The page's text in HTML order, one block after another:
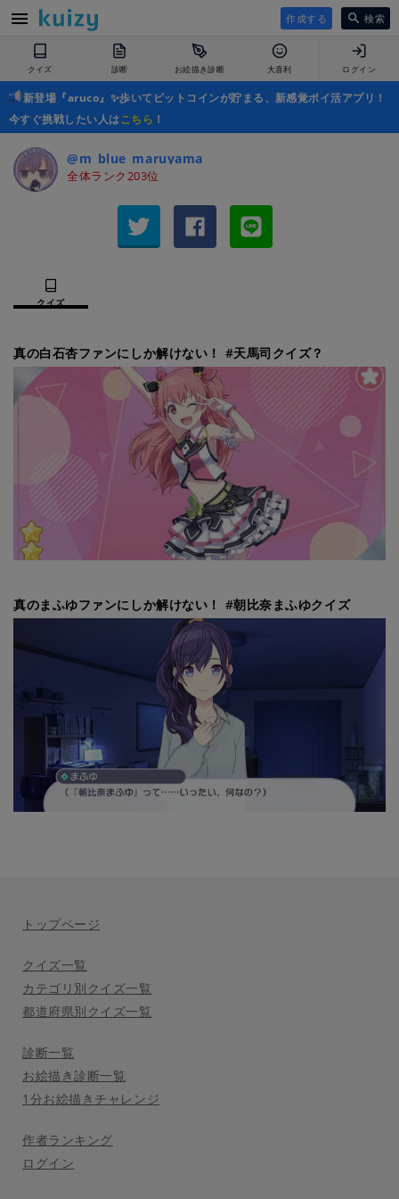
作成する 検索
クイズ 診断 お絵描き診断 大喜利 ログイン
新登場『aruco』✨歩いてビットコインが貯まる、新感覚ポイ活アプリ！
今すぐ挑戦したい人はこちら ！
@m_blue_maruyama
全体ランク203位
クイズ
真の白石杏ファンにしか解けない！ #天馬司クイズ？
真のまふゆファンにしか解けない！ #朝比奈まふゆクイズ
トップページ
クイズ一覧
カテゴリ別クイズ一覧
都道府県別クイズ一覧
診断一覧
お絵描き診断一覧
1分お絵描きチャレンジ
作者ランキング
ログイン